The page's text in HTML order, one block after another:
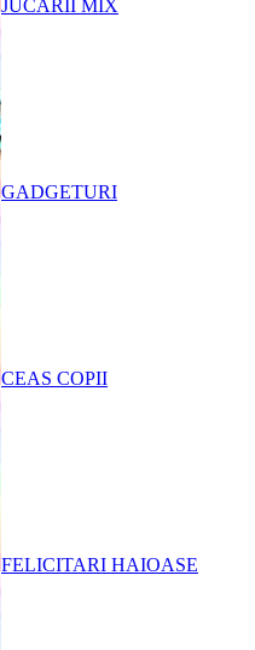
JUCARII MIX
GADGETURI
CEAS COPII
FELICITARI HAIOASE